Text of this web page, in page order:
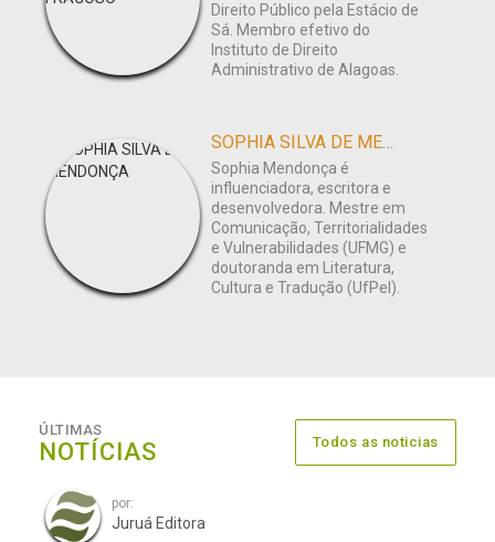
Direito Público pela Estácio de
Sá. Membro efetivo do
Instituto de Direito
Administrativo de Alagoas.
SOPHIA SILVA DE MENDONÇA
Sophia Mendonça é
influenciadora, escritora e
desenvolvedora. Mestre em
Comunicação, Territorialidades
e Vulnerabilidades (UFMG) e
doutoranda em Literatura,
Cultura e Tradução (UfPel).
ÚLTIMAS
NOTÍCIAS Todos as noticias
por:
Juruá Editora